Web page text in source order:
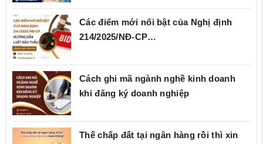
Các điểm mới nổi bật của Nghị định
214/2025/NĐ‑CP…
Cách ghi mã ngành nghề kinh doanh
khi đăng ký doanh nghiệp
Thế chấp đất tại ngân hàng rồi thì xin